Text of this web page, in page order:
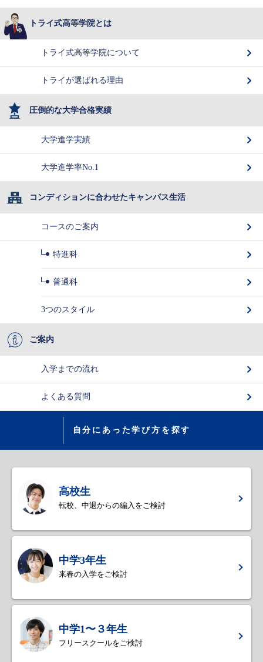
トライ式高等学院とは
トライ式高等学院について
トライが選ばれる理由
圧倒的な大学合格実績
大学進学実績
大学進学率No.1
コンディションに合わせたキャンパス生活
コースのご案内
特進科
普通科
3つのスタイル
ご案内
入学までの流れ
よくある質問
自分にあった学び方を探す
高校生
転校、中退からの編入をご検討
中学3年生
来春の入学をご検討
中学1〜３年生
フリースクールをご検討